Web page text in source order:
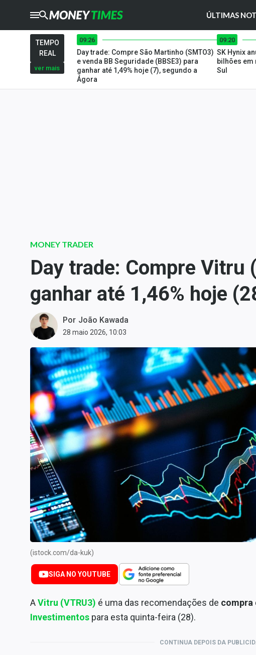
ÚLTIMAS
CRYPTOTIMES
TIMES
Central de Dividendos
Central de Fundos
Central dos IPOs
Renda Fixa
Finanças Pessoais
Mercados
Economia
Empresas
Política
Colunas
Especiais
Internacional
Marketing
Conteúdo de Marca
Sobre
Expediente
Contato
TEMPO
REAL
ver mais
09:26
Day trade: Compre São Martinho (SMTO3)
e venda BB Seguridade (BBSE3) para
ganhar até 1,49% hoje (7), segundo a
Ágora
09:20
SK Hynix
bilhões em
Sul
MONEY TRADER
Day trade: Compre Vitru
ganhar até 1,46% hoje
Por João Kawada
28 maio 2026, 10:03
(istock.com/da-kuk)
SIGA NO YOUTUBE
AVitru (VTRU3) é uma das recomendações de compra
Investimentos para esta quinta-feira (28).
CONTINUA DEPOIS DA